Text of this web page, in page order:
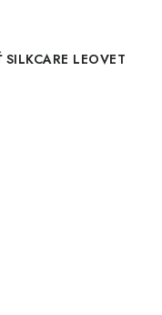
SILKCARE LEOVET